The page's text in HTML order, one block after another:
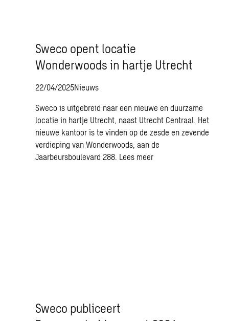
Sweco opent locatie
Wonderwoods in hartje Utrecht
22/04/2025Nieuws
Sweco is uitgebreid naar een nieuwe en duurzame
locatie in hartje Utrecht, naast Utrecht Centraal. Het
nieuwe kantoor is te vinden op de zesde en zevende
verdieping van Wonderwoods, aan de
Jaarbeursboulevard 288. Lees meer
Sweco publiceert